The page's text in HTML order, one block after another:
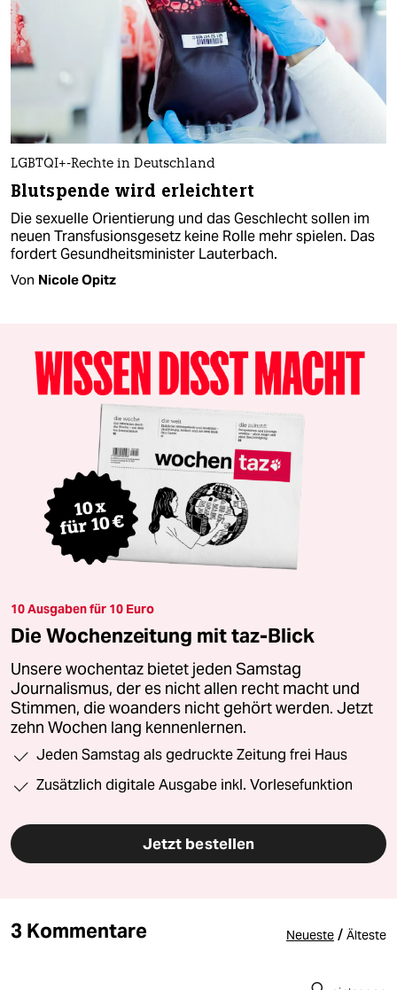
LGBTQI+-Rechte in Deutschland
Blutspende wird erleichtert
Die sexuelle Orientierung und das Geschlecht sollen im
neuen Transfusionsgesetz keine Rolle mehr spielen. Das
fordert Gesundheitsminister Lauterbach.
Von Nicole Opitz
10 Ausgaben für 10 Euro
Die Wochenzeitung mit taz-Blick
Unsere wochentaz bietet jeden Samstag
Journalismus, der es nicht allen recht macht und
Stimmen, die woanders nicht gehört werden. Jetzt
zehn Wochen lang kennenlernen.
Jeden Samstag als gedruckte Zeitung frei Haus
Zusätzlich digitale Ausgabe inkl. Vorlesefunktion
Jetzt bestellen
3 Kommentare Neueste / Älteste